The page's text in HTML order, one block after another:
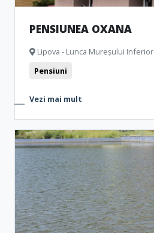
PENSIUNEA OXANA
Lipova - Lunca Mureșului Inferior
Pensiuni
Vezi mai mult